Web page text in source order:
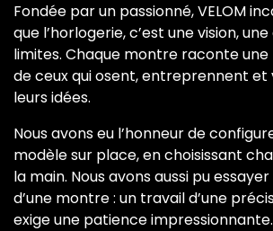
Fondée par un passionné, VELOM
que l’horlogerie, c’est une vision,
limites. Chaque montre raconte une
de ceux qui osent, entreprennent
leurs idées.
Nous avons eu l’honneur de
modèle sur place, en choisissant
la main. Nous avons aussi pu
d’une montre : un travail d’une
exige une patience impressionnante.